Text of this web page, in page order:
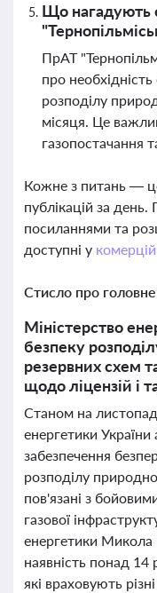
Що нагадують
ПрАТ
про
розподілу
місяця. Це
газопостачання
Кожне з питань —
публікацій за
посиланнями та
доступні у
Стисло про
Міністерство
безпеку
резервних схем
щодо ліцензій і
Станом на
енергетики
забезпечення
розподілу
пов'язані з
газової
енергетики Микола
наявність понад 14
які враховують